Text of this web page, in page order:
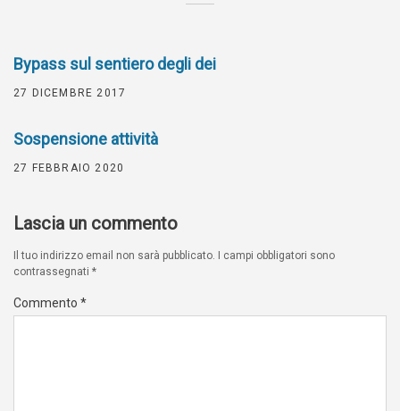
Bypass sul sentiero degli dei
27 DICEMBRE 2017
Sospensione attività
27 FEBBRAIO 2020
Lascia un commento
Il tuo indirizzo email non sarà pubblicato. I campi obbligatori sono
contrassegnati *
Commento *